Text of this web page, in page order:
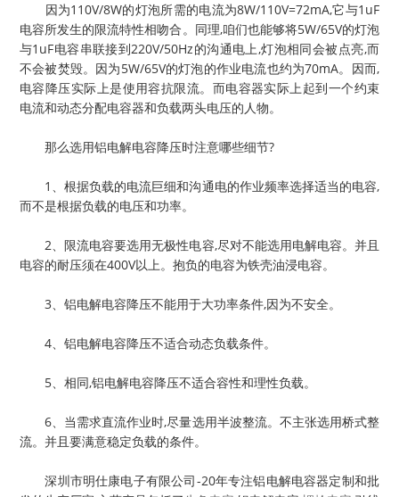
因为110V/8W的灯泡所需的电流为8W/110V=72mA,它与1uF
电容所发生的限流特性相吻合。同理,咱们也能够将5W/65V的灯泡
与1uF电容串联接到220V/50Hz的沟通电上,灯泡相同会被点亮,而
不会被焚毁。因为5W/65V的灯泡的作业电流也约为70mA。因而,
电容降压实际上是使用容抗限流。而电容器实际上起到一个约束
电流和动态分配电容器和负载两头电压的人物。
那么选用铝电解电容降压时注意哪些细节?
1、根据负载的电流巨细和沟通电的作业频率选择适当的电容,
而不是根据负载的电压和功率。
2、限流电容要选用无极性电容,尽对不能选用电解电容。并且
电容的耐压须在400V以上。抱负的电容为铁壳油浸电容。
3、铝电解电容降压不能用于大功率条件,因为不安全。
4、铝电解电容降压不适合动态负载条件。
5、相同,铝电解电容降压不适合容性和理性负载。
6、当需求直流作业时,尽量选用半波整流。不主张选用桥式整
流。并且要满意稳定负载的条件。
深圳市明仕康电子有限公司-20年专注铝电解电容器定制和批